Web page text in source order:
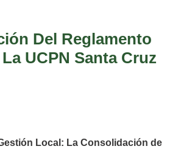
Del Reglamento
UCPN Santa Cruz
Local: La Consolidación de